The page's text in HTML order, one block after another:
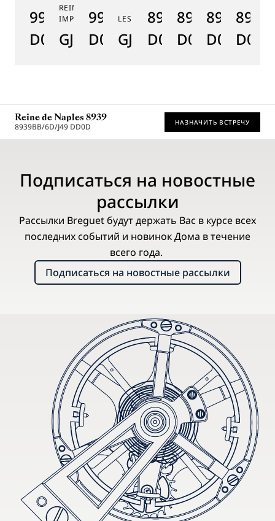
9915BB/58/964
D0
REINE DE NAPLES PERLES
IMPÉRIALES
GJ29BH89254DD5J4
9935BH/4Y/J40
D0
LES JARDINS DU PETIT TRIANON
GJE25BH20.8985DB
8925BH/5W/J40
D0
8918BB/5D/
D0
8938BB/
D0
D000
Reine de Naples 8939
8939BB/6D/J49 DD0D НАЗНАЧИТЬ ВСТРЕЧУ
Подписаться на новостные
рассылки
Рассылки Breguet будут держать Вас в курсе всех
последних событий и новинок Дома в течение
всего года.
Подписаться на новостные рассылки